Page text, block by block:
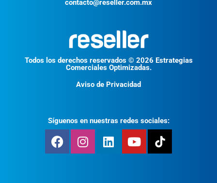
contacto@reseller.com.mx
Todos los derechos reservados © 2026 Estrategias
Comerciales Optimizadas.
Aviso de Privacidad
Síguenos en nuestras redes sociales: